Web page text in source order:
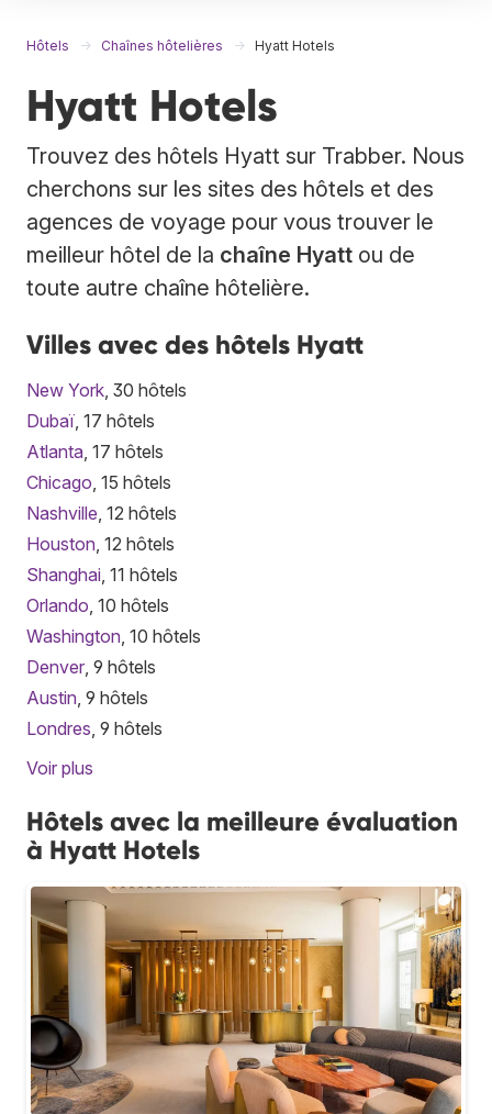
Hôtels Chaînes hôtelières Hyatt Hotels
Hyatt Hotels
Trouvez des hôtels Hyatt sur Trabber. Nous
cherchons sur les sites des hôtels et des
agences de voyage pour vous trouver le
meilleur hôtel de la chaîne Hyatt ou de
toute autre chaîne hôtelière.
Villes avec des hôtels Hyatt
New York , 30 hôtels
Dubaï , 17 hôtels
Atlanta , 17 hôtels
Chicago , 15 hôtels
Nashville , 12 hôtels
Houston , 12 hôtels
Shanghai , 11 hôtels
Orlando , 10 hôtels
Washington , 10 hôtels
Denver , 9 hôtels
Austin , 9 hôtels
Londres , 9 hôtels
Voir plus
Hôtels avec la meilleure évaluation
à Hyatt Hotels